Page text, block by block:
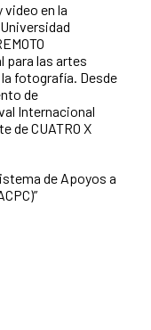
en la
para las artes
fotografía. Desde
de
Internacional
de CUATRO X
de Apoyos a